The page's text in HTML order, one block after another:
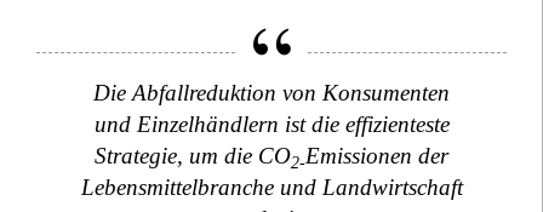
Die Abfallreduktion von Konsumenten
und Einzelhändlern ist die effizienteste
Strategie, um die CO2-Emissionen der
Lebensmittelbranche und Landwirtschaft